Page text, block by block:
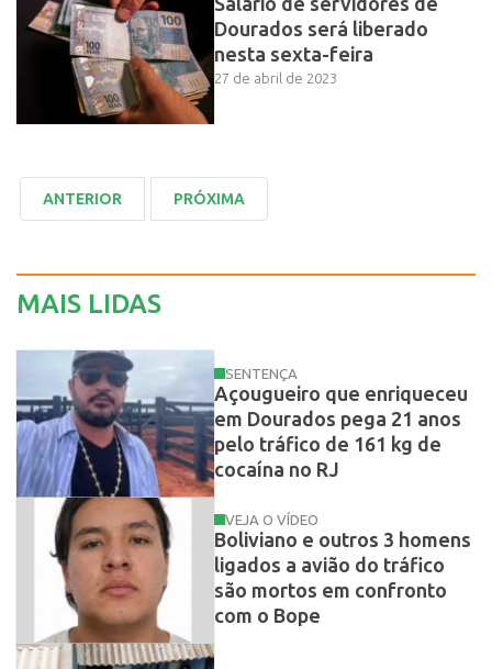
Dourados será liberado
nesta sexta-feira
27 de abril de 2023
MAIS LIDAS
SENTENÇA
Açougueiro que enriqueceu
em Dourados pega 21 anos
pelo tráfico de 161 kg de
cocaína no RJ
VEJA O VÍDEO
Boliviano e outros 3 homens
ligados a avião do tráfico
são mortos em confronto
com o Bope